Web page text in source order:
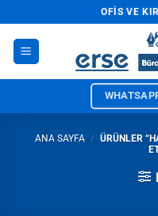
atla
OFIS VE
ANA SAYFA / ÜRÜNLER